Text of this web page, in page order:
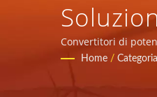
Per
Convertitori di
comunicazione.
Home / Categoria